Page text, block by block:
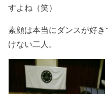
すよね（笑）
素顔は本当にダンスが好
けない二人。